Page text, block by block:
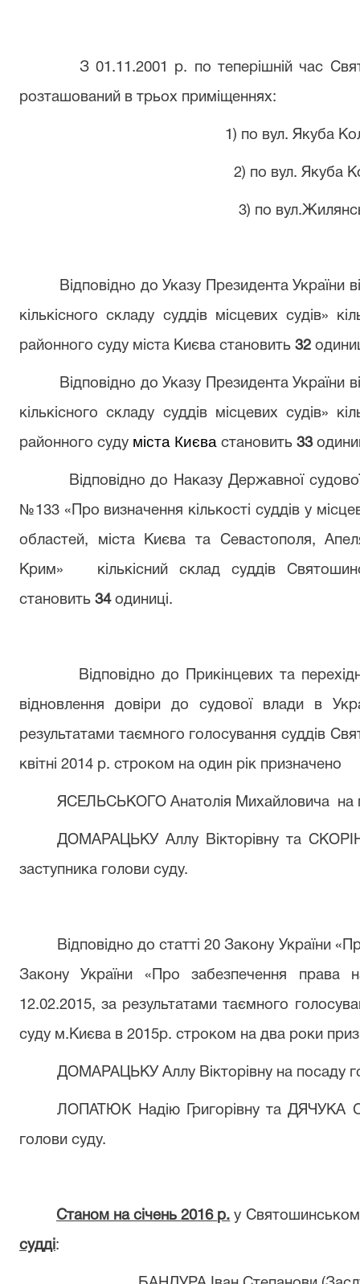
З 01.11.2001 р. по теперішній час
розташований в трьох приміщеннях:
1) по вул. Якуба
2) по вул. Якуба
3) по
Відповідно до Указу Президента України
кількісного складу суддів місцевих судів»
районного суду міста Києва становить 32
Відповідно до Указу Президента України
кількісного складу суддів місцевих судів»
районного суду міста Києва становить 33
Відповідно до Наказу Державної
№133 «Про визначення кількості суддів у
областей, міста Києва та Севастополя,
Крим» кількісний склад суддів
становить 34одиниці.
Відповідно до Прикінцевих та
відновлення довіри до судової влади в
результатами таємного голосування суддів
квітні 2014 р. строком на один рік призначено
ЯСЕЛЬСЬКОГО Анатолія Михайловича на
ДОМАРАЦЬКУ Аллу Вікторівну та
заступника голови суду.
Відповідно до статті 20 Закону України
Закону України «Про забезпечення
12.02.2015, за результатами таємного
суду м.Києва в 2015р. строком на два роки
ДОМАРАЦЬКУ Аллу Вікторівну на посаду
ЛОПАТЮК Надію Григорівну та ДЯЧУКА
голови суду.
Станом насічень2016 р. у
судді: